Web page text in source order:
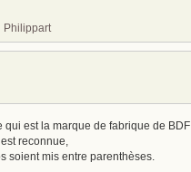
Philippart
est la marque de fabrique de BDFI,
reconnue,
soient mis entre parenthèses.